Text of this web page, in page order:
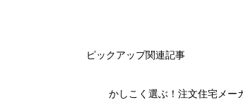
ピックアップ関連記事
かしこく選ぶ！注文住宅メー